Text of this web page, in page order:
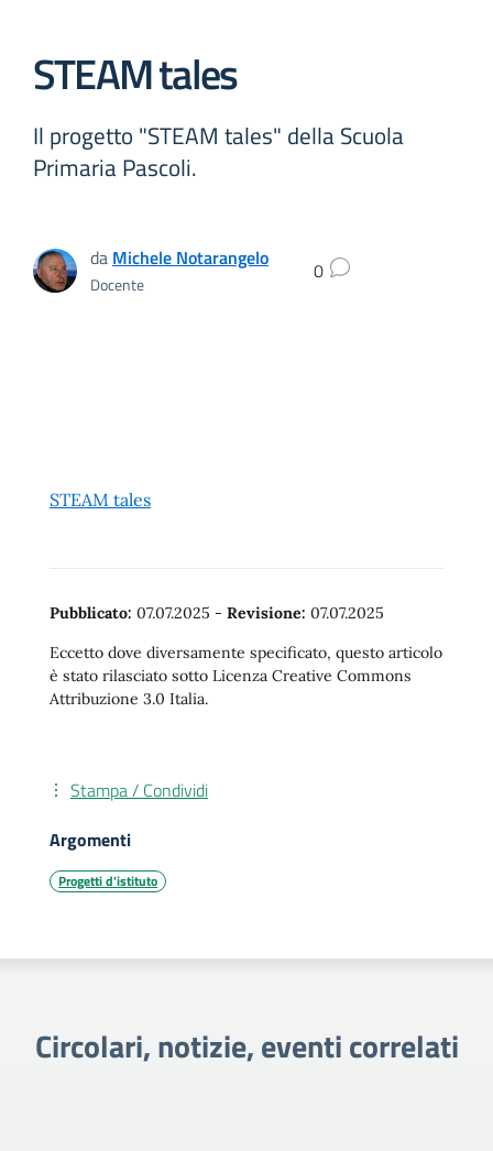
STEAM tales
Il progetto "STEAM tales" della Scuola
Primaria Pascoli.
da Michele Notarangelo
Docente 0
STEAM tales
Pubblicato: 07.07.2025 - Revisione: 07.07.2025
Eccetto dove diversamente specificato, questo articolo
è stato rilasciato sotto Licenza Creative Commons
Attribuzione 3.0 Italia.
Stampa / Condividi
Argomenti
Progetti d'istituto
Circolari, notizie, eventi correlati